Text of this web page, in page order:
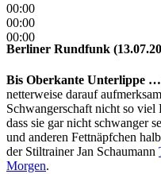
00:00
00:00
00:00
Berliner Rundfunk
Bis Oberkante Unterlippe …
netterweise darauf
Schwangerschaft nicht so
dass sie gar nicht schwanger
und anderen Fettnäpfchen
der Stiltrainer Jan Schaumann
Morgen.